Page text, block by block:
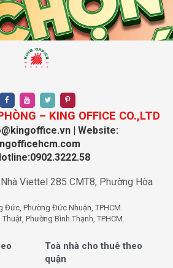
Nên Thuê Văn Phòng
Qua KingOffice?
tại Zeta Building qua KingOffice
hảo cho sự phát triển bền vững của
phòng, KingOffice cam kết cung
lý bất động sản tốt nhất, giúp
– KING OFFICE CO.,LTD
| Website:
Viettel 285 CMT8, Phường Hòa
Đức, Phường Đức Nhuận, TPHCM.
Phường Bình Thạnh, TPHCM.
Toà nhà cho thuê theo
quận